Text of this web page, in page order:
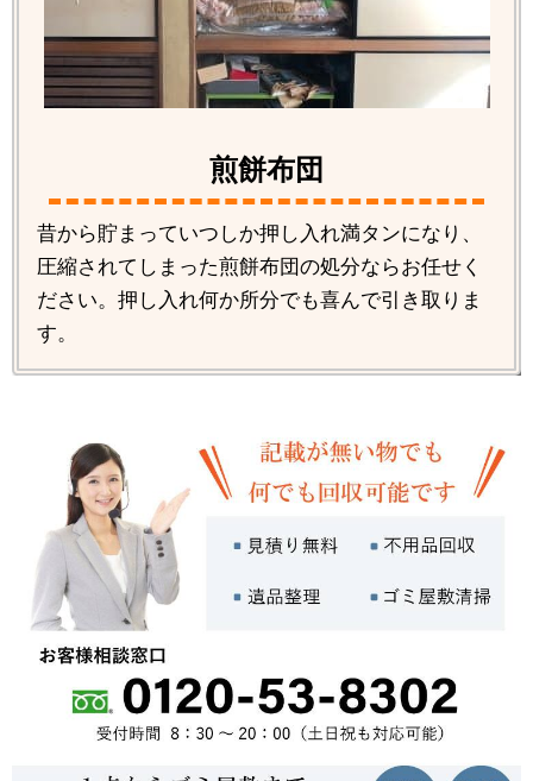
煎餅布団
昔から貯まっていつしか押し入れ満タンになり、
圧縮されてしまった煎餅布団の処分ならお任せく
ださい。押し入れ何か所分でも喜んで引き取りま
す。